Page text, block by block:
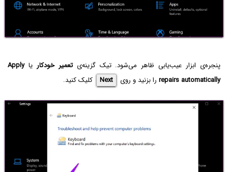
پنجره‌ی ابزار عیب‌یابی ظاهر می‌شود. تیک گزینه‌یتعمیر خودکاریاApply
repairs automatically را بزنید و روی Next کلیک کنید.